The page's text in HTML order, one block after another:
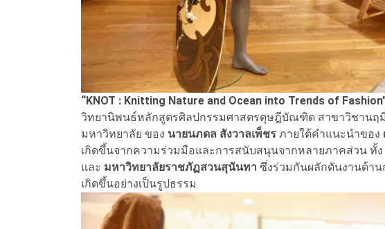
“KNOT : Knitting Nature and Ocean into Trends of
วิทยานิพนธ์หลักสูตรศิลปกรรมศาสตรดุษฎีบัณฑิต สาขาวิชาน
มหาวิทยาลัย ของ นายนภดล สังวาลเพ็ชร ภายใต้คำแนะนำของ
เกิดขึ้นจากความร่วมมือและการสนับสนุนจากหลายภาคส่วน ทั้ง
และ มหาวิทยาลัยราชภัฏสวนสุนันทา ซึ่งร่วมกันผลักดันงานด้าน
เกิดขึ้นอย่างเป็นรูปธรรม